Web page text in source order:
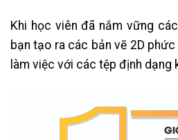
Khi học viên đã nắm vững
bạn tạo ra các bản vẽ 2D
làm việc với các tệp định dạng